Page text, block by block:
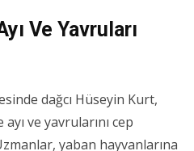
Ve Yavruları
dağcı Hüseyin Kurt,
ve yavrularını cep
yaban hayvanlarına